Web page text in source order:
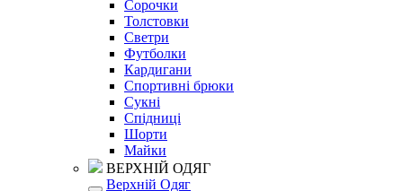
Сорочки
Толстовки
Светри
Футболки
Кардигани
Спортивні брюки
Сукні
Спідниці
Шорти
Майки
ВЕРХНІЙ ОДЯГ
Верхній Одяг